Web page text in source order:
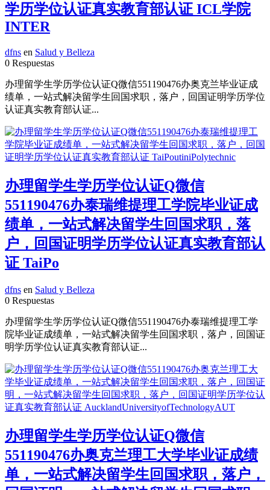
学历学位认证真实教育部认证 ICL学院
INTER
dfns en Salud y Belleza
0 Respuestas
办理留学生学历学位认证Q微信551190476办奥克兰毕业证成
绩单，一站式解决留学生回国求职，落户，回国证明学历学位
认证真实教育部认证...
办理留学生学历学位认证Q微信
551190476办泰瑞维提理工学院毕业证成
绩单，一站式解决留学生回国求职，落
户，回国证明学历学位认证真实教育部认
证 TaiPo
dfns en Salud y Belleza
0 Respuestas
办理留学生学历学位认证Q微信551190476办泰瑞维提理工学
院毕业证成绩单，一站式解决留学生回国求职，落户，回国证
明学历学位认证真实教育部认证...
办理留学生学历学位认证Q微信
551190476办奥克兰理工大学毕业证成绩
单，一站式解决留学生回国求职，落户，